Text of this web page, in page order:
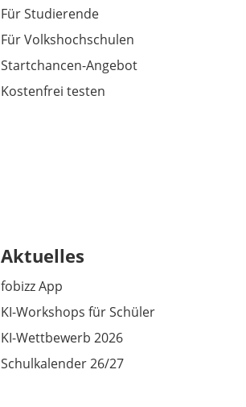
Für Studierende
Für Volkshochschulen
Startchancen-Angebot
Kostenfrei testen
Aktuelles
fobizz App
KI-Workshops für Schüler
KI-Wettbewerb 2026
Schulkalender 26/27